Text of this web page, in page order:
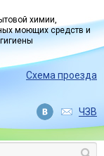
химии,
моющих средств и
Схема проезда
ЧЗВ